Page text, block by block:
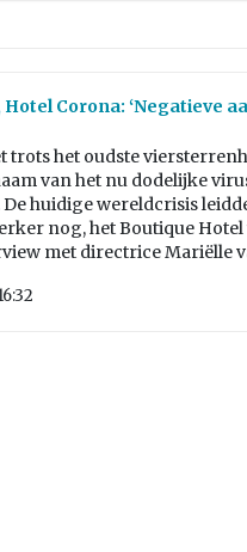
Corona: ‘Negatieve
trots het oudste
van het nu dodelijke
huidige wereldcrisis
nog, het Boutique Hotel
met directrice Mariëlle